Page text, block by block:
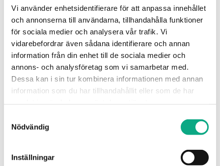
Vi använder enhetsidentifierare för att anpassa innehållet
och annonserna till användarna, tillhandahålla funktioner
för sociala medier och analysera vår trafik. Vi
vidarebefordrar även sådana identifierare och annan
information från din enhet till de sociala medier och
annons- och analysföretag som vi samarbetar med.
Dessa kan i sin tur kombinera informationen med annan
information som du har tillhandahållit eller som de har
Nödvändig
Inställningar
Stamspolning i Ronneby
Spolning av stammar som återställer flödet i
fastigheten och förebygger återkommande stopp i
systemet.